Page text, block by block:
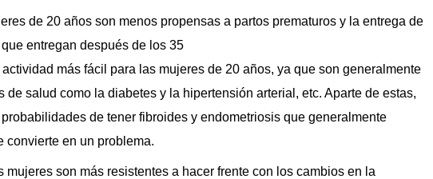
de 20 años son menos propensas a partos prematuros y la entrega de
entregan después de los 35
más fácil para las mujeres de 20 años, ya que son generalmente
salud como la diabetes y la hipertensión arterial, etc. Aparte de estas,
de tener fibroides y endometriosis que generalmente
convierte en un problema.
mujeres son más resistentes a hacer frente con los cambios en la